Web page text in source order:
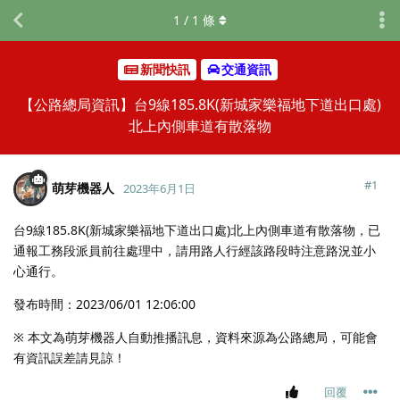
新聞快訊 交通資訊
【公路總局資訊】台9線185.8K(新城家樂福地下道出口處)
北上內側車道有散落物
1 / 1 條
萌芽機器人 2023年6月1日 #1
台9線185.8K(新城家樂福地下道出口處)北上內側車道有散落物，已
通報工務段派員前往處理中，請用路人行經該路段時注意路況並小
心通行。
發布時間：2023/06/01 12:06:00
※ 本文為萌芽機器人自動推播訊息，資料來源為公路總局，可能會
有資訊誤差請見諒！
回覆